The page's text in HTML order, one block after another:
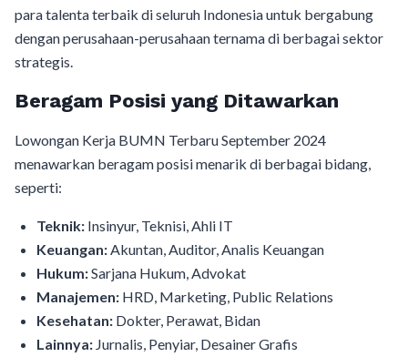
para talenta terbaik di seluruh Indonesia untuk bergabung
dengan perusahaan-perusahaan ternama di berbagai sektor
strategis.
Beragam Posisi yang Ditawarkan
Lowongan Kerja BUMN Terbaru September 2024
menawarkan beragam posisi menarik di berbagai bidang,
seperti:
Teknik: Insinyur, Teknisi, Ahli IT
Keuangan:Akuntan, Auditor, Analis Keuangan
Hukum:Sarjana Hukum, Advokat
Manajemen: HRD, Marketing, Public Relations
Kesehatan: Dokter, Perawat, Bidan
Lainnya: Jurnalis, Penyiar, Desainer Grafis